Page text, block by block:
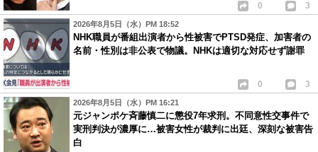
0 3
2026年8月5日（水）PM 18:52
NHK職員が番組出演者から性被害でPTSD発症、加害者の
名前・性別は非公表で物議。NHKは適切な対応せず謝罪
0 3
2026年8月5日（水）PM 16:21
元ジャンポケ斉藤慎二に懲役7年求刑。不同意性交事件で
実刑判決が濃厚に…被害女性が裁判に出廷、深刻な被害告
白